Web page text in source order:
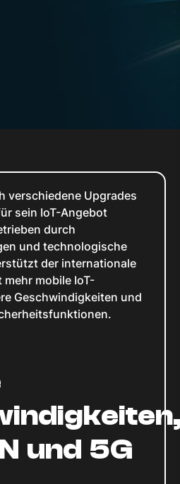
verschiedene Upgrades
sein IoT-Angebot
durch
und technologische
der internationale
mobile IoT-
Geschwindigkeiten und
und 5G